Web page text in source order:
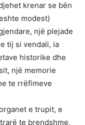
krenar se bën
modest)
një plejade
tij si vendali, ia
historike dhe
një memorie
te rrëfimeve
e trupit, e
te brendshme,